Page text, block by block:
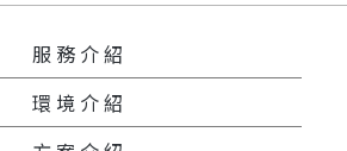
服務介紹
環境介紹